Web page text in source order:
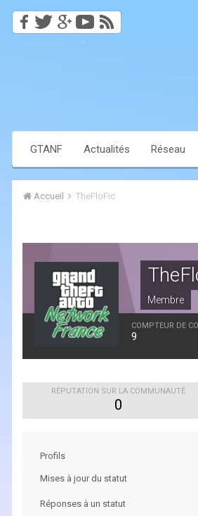
GTANF Actualités Réseau
Accueil TheFloFic
Membre
COMPTEUR DE
9
RÉPUTATION SUR LA COMMUNAUTÉ
0
Profils
Mises à jour du statut
Réponses à un statut